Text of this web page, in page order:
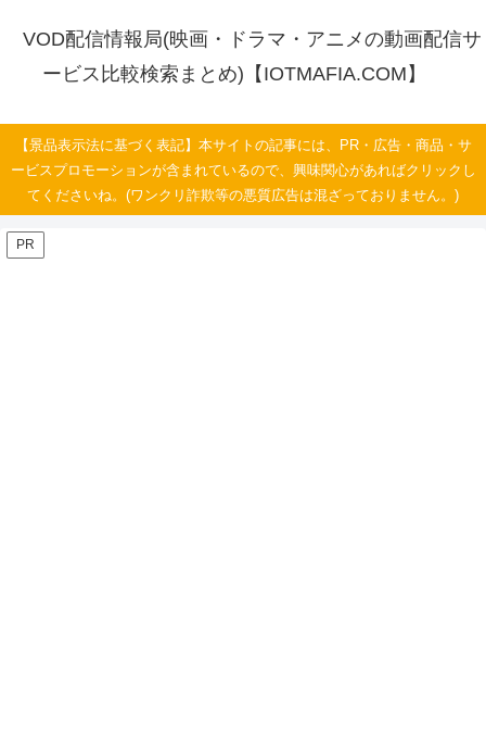
VOD配信情報局(映画・ドラマ・アニメの動画配信サ
ービス比較検索まとめ)【IOTMAFIA.COM】
【景品表示法に基づく表記】本サイトの記事には、PR・広告・商品・サ
ービスプロモーションが含まれているので、興味関心があればクリックし
てくださいね。(ワンクリ詐欺等の悪質広告は混ざっておりません。)
PR